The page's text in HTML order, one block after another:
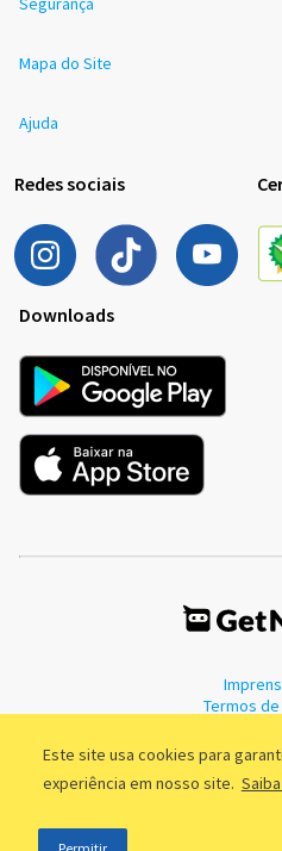
Este site usa cookies para
experiência em nosso site.
Permitir
Mapa do Site
Ajuda
Redes sociais
Downloads
Termos de
©2011 - 2026, GetNinjas LTDA.